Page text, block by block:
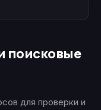
поисковые
для проверки и